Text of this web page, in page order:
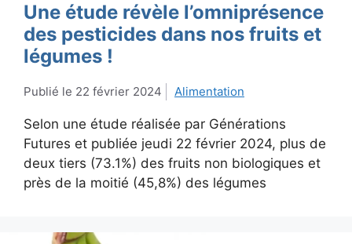
Une étude révèle l’omniprésence
des pesticides dans nos fruits et
légumes !
22 février 2024 Alimentation
Selon une étude réalisée par Générations
Futures et publiée jeudi 22 février 2024, plus de
deux tiers (73.1%) des fruits non biologiques et
près de la moitié (45,8%) des légumes